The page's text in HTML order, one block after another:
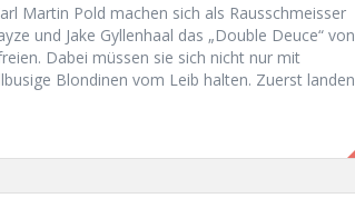
Martin Pold machen sich als Rausschmeisser
und Jake Gyllenhaal das „Double Deuce“ von
Dabei müssen sie sich nicht nur mit
Blondinen vom Leib halten. Zuerst landen